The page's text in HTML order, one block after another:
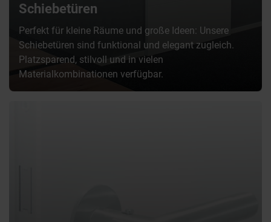
Schiebetüren
Perfekt für kleine Räume und große Ideen: Unsere
Schiebetüren sind funktional und elegant zugleich.
Platzsparend, stilvoll und in vielen
Materialkombinationen verfügbar.